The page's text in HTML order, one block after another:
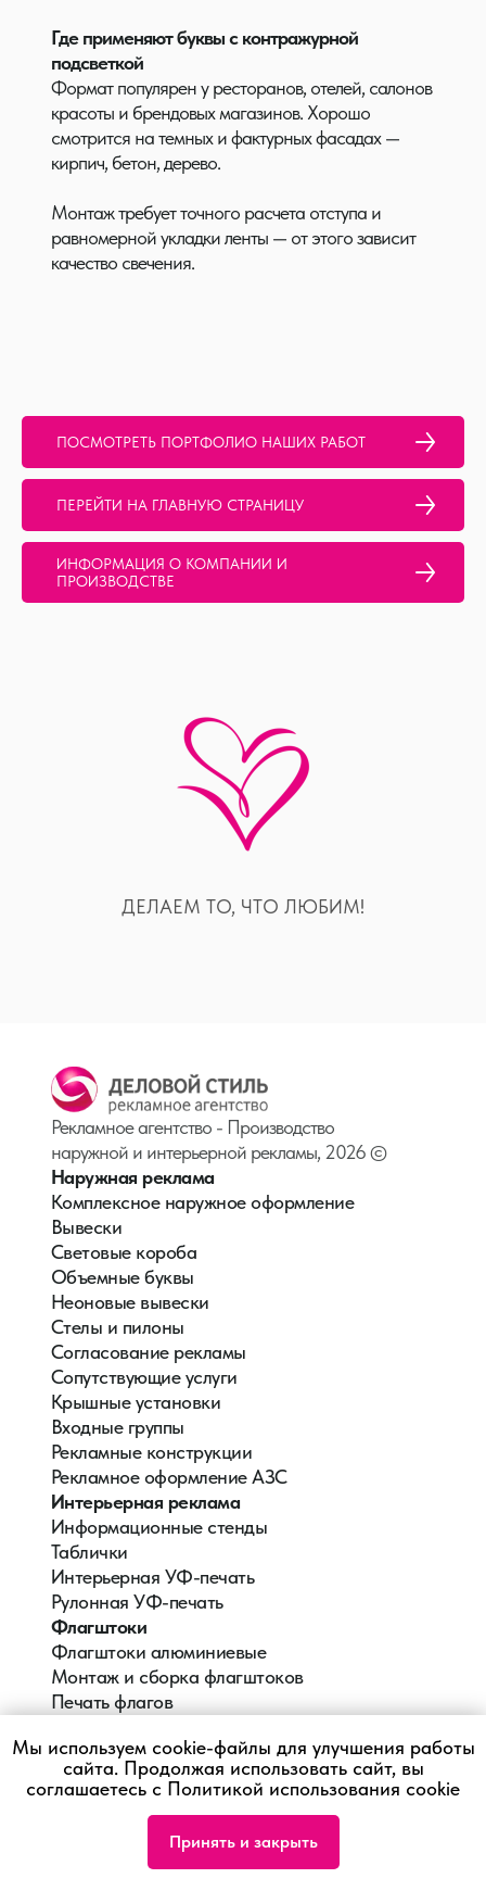
Мы используем cookie-файлы для улучшения работы
сайта. Продолжая использовать сайт, вы
соглашаетесь с Политикой использования cookie
Принять и закрыть
Где применяют буквы с контражурной
подсветкой
Формат популярен у ресторанов, отелей, салонов
красоты и брендовых магазинов. Хорошо
смотрится на темных и фактурных фасадах —
кирпич, бетон, дерево.
Монтаж требует точного расчета отступа и
равномерной укладки ленты — от этого зависит
качество свечения.
ПОСМОТРЕТЬ ПОРТФОЛИО НАШИХ РАБОТ
ПЕРЕЙТИ НА ГЛАВНУЮ СТРАНИЦУ
ИНФОРМАЦИЯ О КОМПАНИИ И
ПРОИЗВОДСТВЕ
ДЕЛАЕМ ТО, ЧТО ЛЮБИМ!
Рекламное агентство - Производство
наружной и интерьерной рекламы, 2026 ©
Наружная реклама
Комплексное наружное оформление
Вывески
Световые короба
Объемные буквы
Неоновые вывески
Стелы и пилоны
Согласование рекламы
Сопутствующие услуги
Крышные установки
Входные группы
Рекламные конструкции
Рекламное оформление АЗС
Интерьерная реклама
Информационные стенды
Таблички
Интерьерная УФ-печать
Рулонная УФ-печать
Флагштоки
Флагштоки алюминиевые
Монтаж и сборка флагштоков
Печать флагов
Флагштоки
Вывески
reklama@ra-ds.ru
г. Нижний Тагил,